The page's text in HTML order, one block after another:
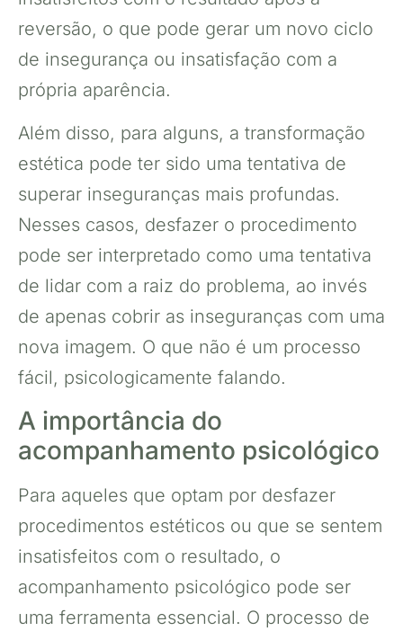
reversão, o que pode gerar um novo ciclo
de insegurança ou insatisfação com a
própria aparência.
Além disso, para alguns, a transformação
estética pode ter sido uma tentativa de
superar inseguranças mais profundas.
Nesses casos, desfazer o procedimento
pode ser interpretado como uma tentativa
de lidar com a raiz do problema, ao invés
de apenas cobrir as inseguranças com uma
nova imagem. O que não é um processo
fácil, psicologicamente falando.
A importância do
acompanhamento psicológico
Para aqueles que optam por desfazer
procedimentos estéticos ou que se sentem
insatisfeitos com o resultado, o
acompanhamento psicológico pode ser
uma ferramenta essencial. O processo de